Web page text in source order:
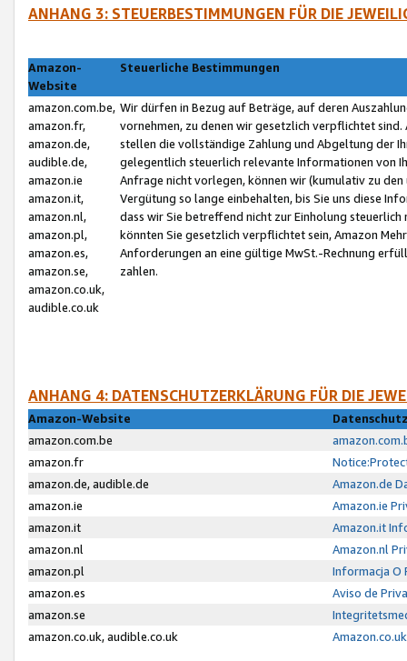
ANHANG 3: STEUERBESTIMMUNGEN FÜR DIE
Amazon-
Website
Steuerliche Bestimmungen
amazon.com.be,
amazon.fr,
amazon.de,
audible.de,
amazon.ie
amazon.it,
amazon.nl,
amazon.pl,
amazon.es,
amazon.se,
amazon.co.uk,
audible.co.uk
Wir dürfen in Bezug auf Beträge, auf deren
vornehmen, zu denen wir gesetzlich verpflichtet
stellen die vollständige Zahlung und Abgeltung der
gelegentlich steuerlich relevante Informationen von
Anfrage nicht vorlegen, können wir (kumulativ zu
Vergütung so lange einbehalten, bis Sie uns diese
dass wir Sie betreffend nicht zur Einholung
könnten Sie gesetzlich verpflichtet sein, Amazon
Anforderungen an eine gültige MwSt.-Rechnung
zahlen.
ANHANG 4: DATENSCHUTZERKLÄRUNG FÜR DIE
Amazon-Website
amazon.com.be
amazon.fr
amazon.de, audible.de
Amazon.de
amazon.ie
Amazon.ie
amazon.it
Amazon.it
amazon.nl
Amazon.nl
amazon.pl
Informacja O
amazon.es
Aviso de
amazon.se
amazon.co.uk, audible.co.uk